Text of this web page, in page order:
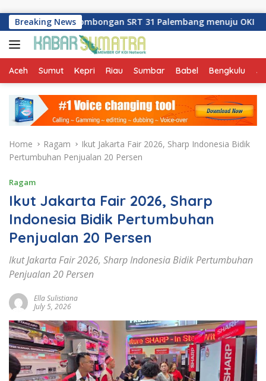
Breaking News
Rombongan SRT 31 Palembang menuju OKI LRT
Aceh Sumut Kepri Riau Sumbar Babel Bengkulu
Home Ragam
Ikut Jakarta Fair 2026, Sharp Indonesia Bidik
Pertumbuhan Penjualan 20 Persen
Ragam
Ikut Jakarta Fair 2026, Sharp
Indonesia Bidik Pertumbuhan
Penjualan 20 Persen
Ikut Jakarta Fair 2026, Sharp Indonesia Bidik Pertumbuhan
Penjualan 20 Persen
Ella Sulistiana
July 5, 2026